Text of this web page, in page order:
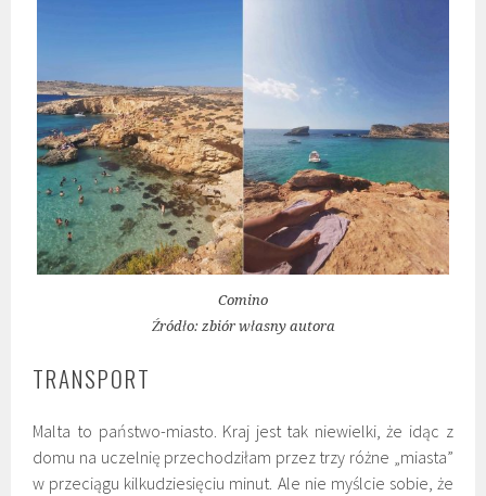
Comino
Źródło: zbiór własny autora
TRANSPORT
Malta to państwo-miasto. Kraj jest tak niewielki, że idąc z
domu na uczelnię przechodziłam przez trzy różne „miasta”
w przeciągu kilkudziesięciu minut. Ale nie myślcie sobie, że